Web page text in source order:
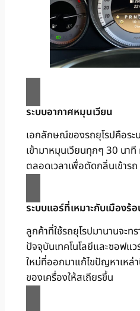
ระบบอากาศหมุนเวียน
เอกลักษณ์ของรถยุโรปคือระ
เข้ามาหมุนเวียนทุกๆ 30 นา
ตลอดเวลาเพื่อตัดกลิ่นเข้าร
ระบบแอร์ที่เหมาะกับเมืองร้
ลูกค้าที่ใช้รถยุโรปมานานจะท
ปัจจุบันเทคโนโลยีและซอฟแ
ใหม่ที่ออกมาแก้ไขปัญหาเหล่
ของเครื่องให้สเถียรขึ้น